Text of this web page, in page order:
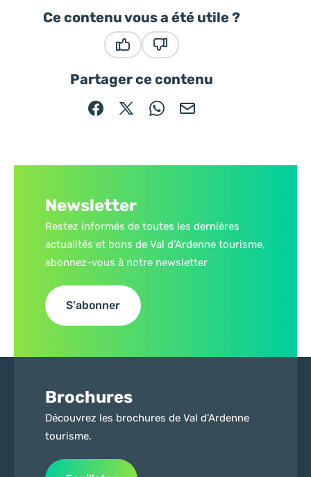
Ce contenu vous a été utile ?
Partager ce contenu
Partager sur Facebook (nouvelle fenêtre)
Partager sur X / Twitter (nouvelle
Partager sur WhatsApp
Partager par mail
Newsletter
Restez informés de toutes les dernières
actualités et bons de Val d’Ardenne tourisme,
abonnez-vous à notre newsletter
S'abonner
Brochures
Découvrez les brochures de Val d’Ardenne
tourisme.